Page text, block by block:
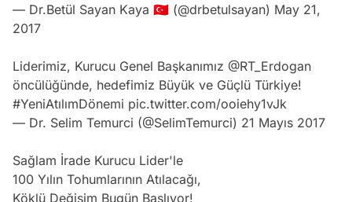
— Dr.Betül Sayan Kaya 🇹🇷 (@drbetulsayan) May 21,
2017
Liderimiz, Kurucu Genel Başkanımız @RT_Erdogan
öncülüğünde, hedefimiz Büyük ve Güçlü Türkiye!
#YeniAtılımDönemi pic.twitter.com/ooiehy1vJk
— Dr. Selim Temurci (@SelimTemurci) 21 Mayıs 2017
Sağlam İrade Kurucu Lider'le
100 Yılın Tohumlarının Atılacağı,
Köklü Değişim Bugün Başlıyor!